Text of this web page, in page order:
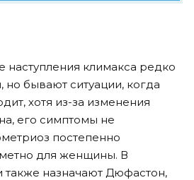
наступления климакса редко
бывают ситуации, когда
хотя из-за изменения
его симптомы не
постепенно
для женщины. В
также назначают Дюфастон,